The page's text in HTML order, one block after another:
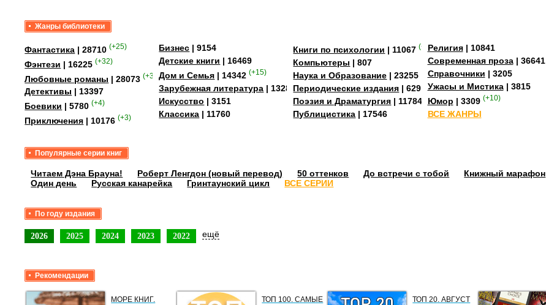
Жанры библиотеки
Фантастика | 28710 (+25)
Фэнтези | 16225 (+32)
Любовные романы | 28073 (+349)
Детективы | 13397
Боевики | 5780 (+4)
Приключения | 10176 (+3)
Бизнес | 9154
Детские книги | 16469
Дом и Семья | 14342 (+15)
Зарубежная литература | 13284
Искусство | 3151
Классика | 11760
Книги по психологии | 11067 (+4)
Компьютеры | 807
Наука и Образование | 23255
Периодические издания | 629
Поэзия и Драматургия | 11784
Публицистика | 17546
Религия| 10841
Современная проза| 36641
Справочники | 3205
Ужасы и Мистика| 3815
Юмор | 3309 (+10)
ВСЕ ЖАНРЫ
Популярные серии книг
Читаем Дэна Брауна! Роберт Ленгдон (новый перевод) 50 оттенков До встречи с тобой
Книжный марафон
Один день
Русская канарейка Гринтаунский цикл ВСЕ СЕРИИ
По году издания
2026 2025 2024 2023 2022 ещё
Рекомендации
МОРЕ КНИГ.
ТОП 100. САМЫЕ
ТОП 20. АВГУСТ